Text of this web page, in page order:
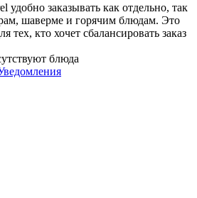
заказывать как отдельно, так
шаверме и горячим блюдам. Это
тех, кто хочет сбалансировать заказ
блюда